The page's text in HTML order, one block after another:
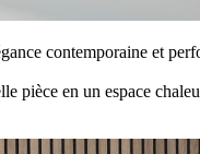
contemporaine et
pièce en un espace